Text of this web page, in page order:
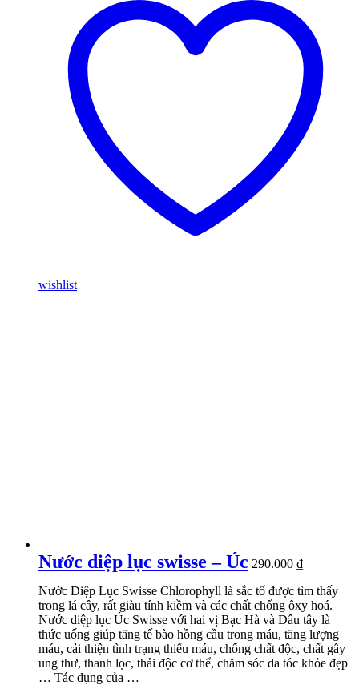
wishlist
Nước diệp lục swisse – Úc 290.000 ₫
Nước Diệp Lục Swisse Chlorophyll là sắc tố được tìm thấy
trong lá cây, rất giàu tính kiềm và các chất chống ôxy hoá.
Nước diệp lục Úc Swisse với hai vị Bạc Hà và Dâu tây là
thức uống giúp tăng tế bào hồng cầu trong máu, tăng lượng
máu, cải thiện tình trạng thiếu máu, chống chất độc, chất gây
ung thư, thanh lọc, thải độc cơ thể, chăm sóc da tóc khỏe đẹp
… Tác dụng của …